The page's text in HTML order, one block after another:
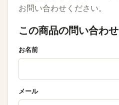
お問い合わせください。
この商品の問い合わせ
お名前
メール